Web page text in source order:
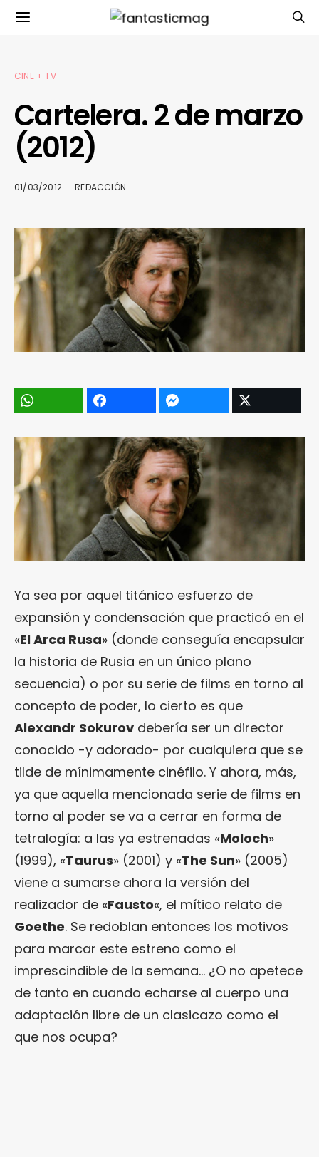
CINE + TV
Cartelera. 2 de marzo
(2012)
01/03/2012 REDACCIÓN
Ya sea por aquel titánico esfuerzo de
expansión y condensación que practicó en el
«El Arca Rusa» (donde conseguía encapsular
la historia de Rusia en un único plano
secuencia) o por su serie de films en torno al
concepto de poder, lo cierto es que
Alexandr Sokurov debería ser un director
conocido -y adorado- por cualquiera que se
tilde de mínimamente cinéfilo. Y ahora, más,
ya que aquella mencionada serie de films en
torno al poder se va a cerrar en forma de
tetralogía: a las ya estrenadas «Moloch»
(1999), «Taurus» (2001) y «The Sun» (2005)
viene a sumarse ahora la versión del
realizador de «Fausto«, el mítico relato de
Goethe. Se redoblan entonces los motivos
para marcar este estreno como el
imprescindible de la semana… ¿O no apetece
de tanto en cuando echarse al cuerpo una
adaptación libre de un clasicazo como el
que nos ocupa?